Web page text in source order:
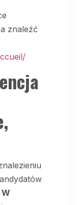
znaleźć
W